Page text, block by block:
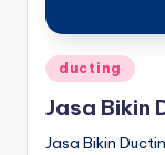
Posted
ducting
Jasa Bikin
Jasa Bikin